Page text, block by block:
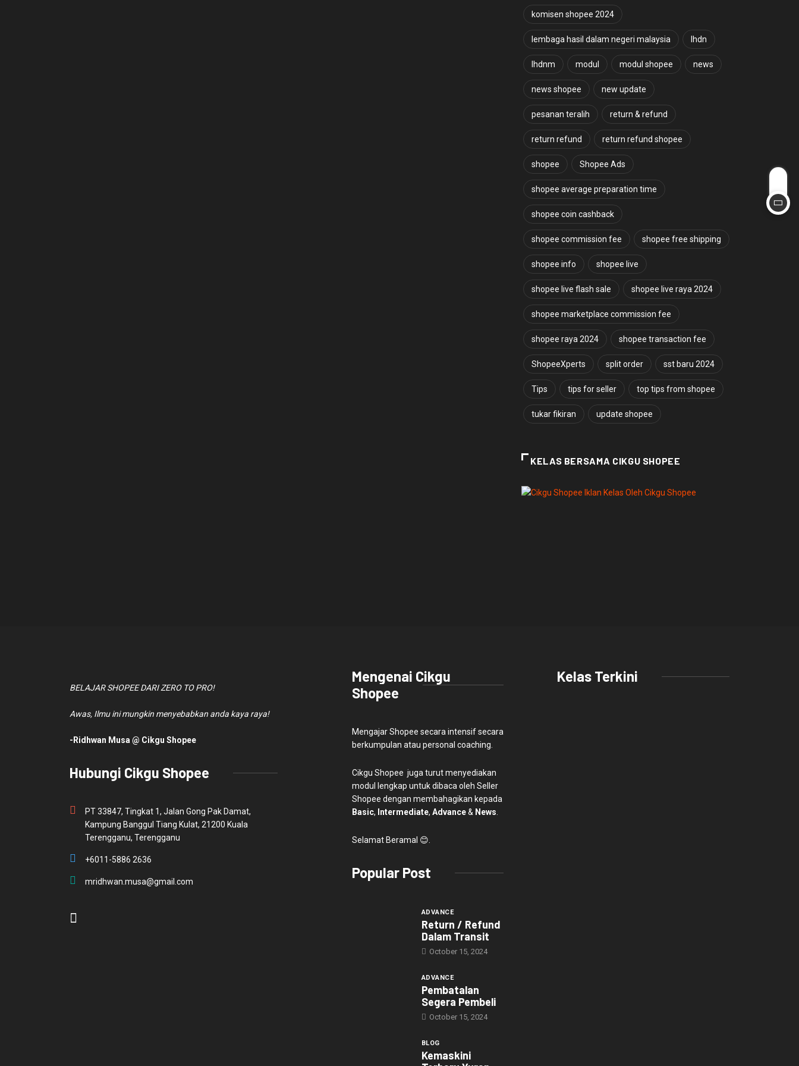
komisen shopee 2024
lembaga hasil dalam negeri malaysia lhdn
lhdnm modul modul shopee news
news shopee new update
pesanan teralih return & refund
return refund return refund shopee
shopee Shopee Ads
shopee average preparation time
shopee coin cashback
shopee commission fee shopee free shipping
shopee info shopee live
shopee live flash sale shopee live raya 2024
shopee marketplace commission fee
shopee raya 2024 shopee transaction fee
ShopeeXperts split order sst baru 2024
Tips tips for seller top tips from shopee
tukar fikiran update shopee
KELAS BERSAMA CIKGU SHOPEE
BELAJAR SHOPEE DARI ZERO TO PRO!
Awas, Ilmu ini mungkin menyebabkan anda kaya raya!
-Ridhwan Musa @ Cikgu Shopee
Hubungi Cikgu Shopee
PT 33847, Tingkat 1, Jalan Gong Pak Damat,
Kampung Banggul Tiang Kulat, 21200 Kuala
Terengganu, Terengganu
+6011-5886 2636
mridhwan.musa@gmail.com
Mengenai Cikgu
Shopee
Mengajar Shopee secara intensif secara
berkumpulan atau personal coaching.
Cikgu Shopee juga turut menyediakan
modul lengkap untuk dibaca oleh Seller
Shopee dengan membahagikan kepada
Basic, Intermediate, Advance& News
Selamat Beramal 😊.
Popular Post
ADVANCE
Return / Refund
Dalam Transit
October 15, 2024
ADVANCE
Pembatalan
Segera Pembeli
October 15, 2024
BLOG
Kemaskini
Kelas Terkini